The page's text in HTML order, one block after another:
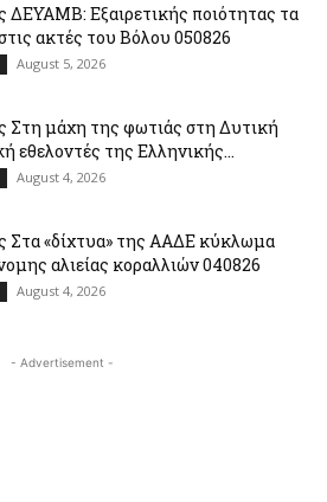
ΔΕΥΑΜΒ: Εξαιρετικής ποιότητας τα
ακτές του Βόλου 050826
August 5, 2026
Στη μάχη της φωτιάς στη Δυτική
εθελοντές της Ελληνικής...
August 4, 2026
Στα «δίχτυα» της ΑΑΔΕ κύκλωμα
αλιείας κοραλλιών 040826
August 4, 2026
- Advertisement -